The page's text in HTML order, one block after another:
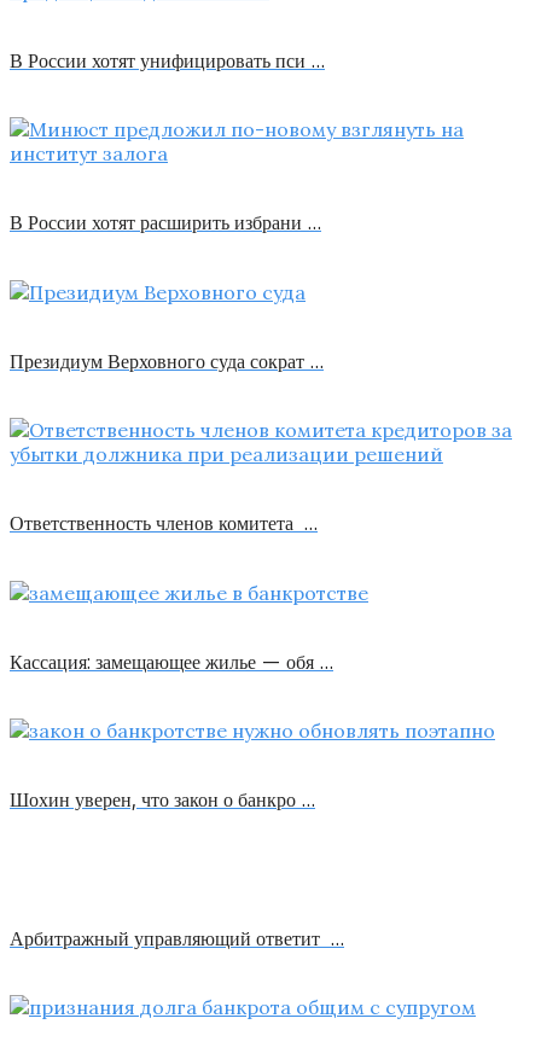
В России хотят унифицировать пси …
В России хотят расширить избрани …
Президиум Верховного суда сократ …
Ответственность членов комитета …
Кассация: замещающее жилье — обя …
Шохин уверен, что закон о банкро …
Арбитражный управляющий ответит …